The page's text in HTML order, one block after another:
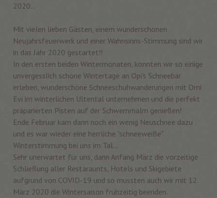
2020...
Mit vielen lieben Gästen, einem wunderschönen
Neujahrsfeuerwerk und einer Wahnsinns-Stimmung sind wir
in das Jahr 2020 gestartet!!
In den ersten beiden Wintermonaten, konnten wir so einige
unvergesslich schöne Wintertage an Opi's Schneebar
erleben, wunderschöne Schneeschuhwanderungen mit Omi
Evi im winterlichen Ultental unternehmen und die perfekt
präparierten Pisten auf der Schwemmalm genießen!
Ende Februar kam dann noch ein wenig Neuschnee dazu
und es war wieder eine herrliche "schneeweiße"
Winterstimmung bei uns im Tal...
Sehr unerwartet für uns, dann Anfang März die vorzeitige
Schließung aller Restaraunts, Hotels und Skigebiete
aufgrund von COVID-19 und so mussten auch wir mit 12.
März 2020 die Wintersaison frühzeitig beenden.